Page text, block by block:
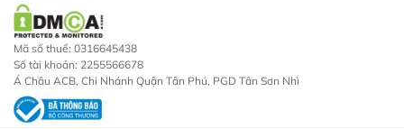
Mã số thuế: 0316645438
Số tài khoản: 2255566678
Á Châu ACB, Chi Nhánh Quận Tân Phú, PGD Tân Sơn Nhì